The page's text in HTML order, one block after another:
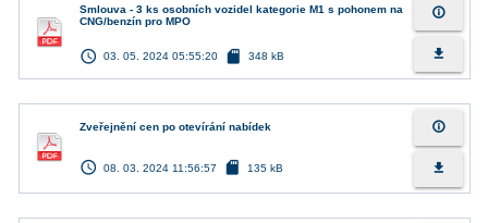
Smlouva - 3 ks osobních vozidel kategorie M1 s pohonem na
CNG/benzín pro MPO
access_time 03. 05. 2024 05:55:20 sd_card 348 kB
info_outline
file_download
Zveřejnění cen po otevírání nabídek
access_time 08. 03. 2024 11:56:57 sd_card 135 kB
info_outline
file_download